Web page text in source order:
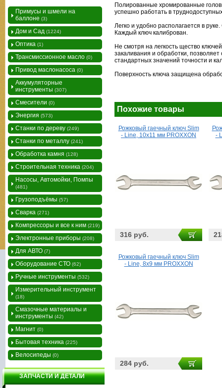
Полированные хромированные
успешно работать в
Легко и удобно располагается в
Каждый ключ калиброван.
Не смотря на легкость щество
закаливания и обработки, позволяет
стандартных значений точности и
Поверхность ключа защищена
Похожие товары
Рожковый гаечный ключ Slim
- Line, 10х11 мм PROXXON
316 руб.
-
Рожковый гаечный ключ Slim
- Line, 8х9 мм PROXXON
284 руб.
Примусы и шмели на
баллоне (3)
Дом и Сад (1224)
Оптика (1)
Трансмиссионное масло (0)
Привод маслонасоса (0)
Аккумуляторные
инструменты (307)
Смесители (0)
Энергия (573)
Станки по дереву (249)
Станки по металлу (241)
Обработка камня (128)
Строительная техника (204)
Насосы, Автомойки, Помпы
(481)
Грузоподъёмы (57)
Сварка (271)
Компрессоры и все к ним (219)
Электронные приборы (208)
Для АВТО (7)
Оборудование СТО (62)
Ручные инструменты (532)
Измерительный инструмент
(18)
Смазочные материалы и
инструменты (42)
Магнит (0)
Бытовая техника (225)
Велосипеды (0)
ЗАПЧАСТИ И ДЕТАЛИ